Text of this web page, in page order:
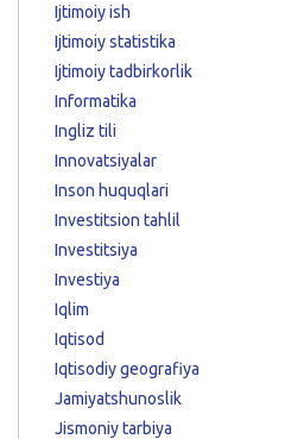
Ijtimoiy ish
Ijtimoiy statistika
Ijtimoiy tadbirkorlik
Informatika
Ingliz tili
Innovatsiyalar
Inson huquqlari
Investitsion tahlil
Investitsiya
Investiya
Iqlim
Iqtisod
Iqtisodiy geografiya
Jamiyatshunoslik
Jismoniy tarbiya